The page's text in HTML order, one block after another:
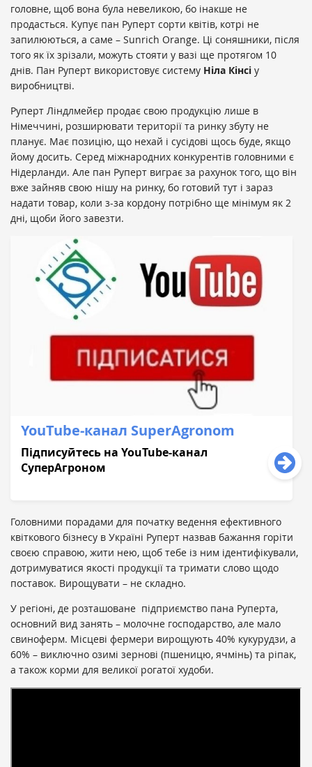
головне, щоб вона була невеликою, бо інакше не
продасться. Купує пан Руперт сорти квітів, котрі не
запилюються, а саме – Sunrich Orange. Ці соняшники, після
того як їх зрізали, можуть стояти у вазі ще протягом 10
днів. Пан Руперт використовує систему Ніла Кінсі у
виробництві.
Руперт Ліндлмейєр продає свою продукцію лише в
Німеччині, розширювати території та ринку збуту не
планує. Має позицію, що нехай і сусідові щось буде, якщо
йому досить. Серед міжнародних конкурентів головними є
Нідерланди. Але пан Руперт виграє за рахунок того, що він
вже зайняв свою нішу на ринку, бо готовий тут і зараз
надати товар, коли з-за кордону потрібно ще мінімум як 2
дні, щоби його завезти.
YouTube-кaнaл SuperAgronom
Підписуйтесь нa YouTube-кaнaл
СуперAгроном
Головними порадами для початку ведення ефективного
квіткового бізнесу в Україні Руперт назвав бажання горіти
своєю справою, жити нею, щоб тебе із ним ідентифікували,
дотримуватися якості продукції та тримати слово щодо
поставок. Вирощувати – не складно.
У регіоні, де розташоване підприємство пана Руперта,
основний вид занять – молочне господарство, але мало
свиноферм. Місцеві фермери вирощують 40% кукурудзи, а
60% – виключно озимі зернові (пшеницю, ячмінь) та ріпак,
а також корми для великої рогатої худоби.